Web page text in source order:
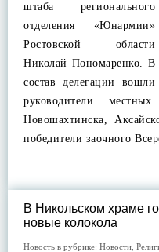
штаба регионального
отделения «Юнармии»
Ростовской области
Николай Пономаренко. В
состав делегации вошли
руководители
Новошахтинска,
победители заочного
В Никольском храме
новые колокола
Новость в рубрике: Новости